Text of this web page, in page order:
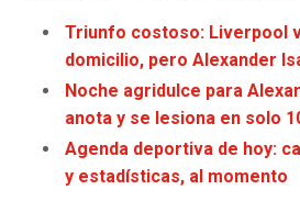
TITANS
COWBOYS
GIANTS
WARRIORS
CLIPPERS
LAKERS
Triunfo costoso: Liverpool
domicilio, pero Alexander
Noche agridulce para
anota y se lesiona en solo
Agenda deportiva de hoy:
y estadísticas, al momento